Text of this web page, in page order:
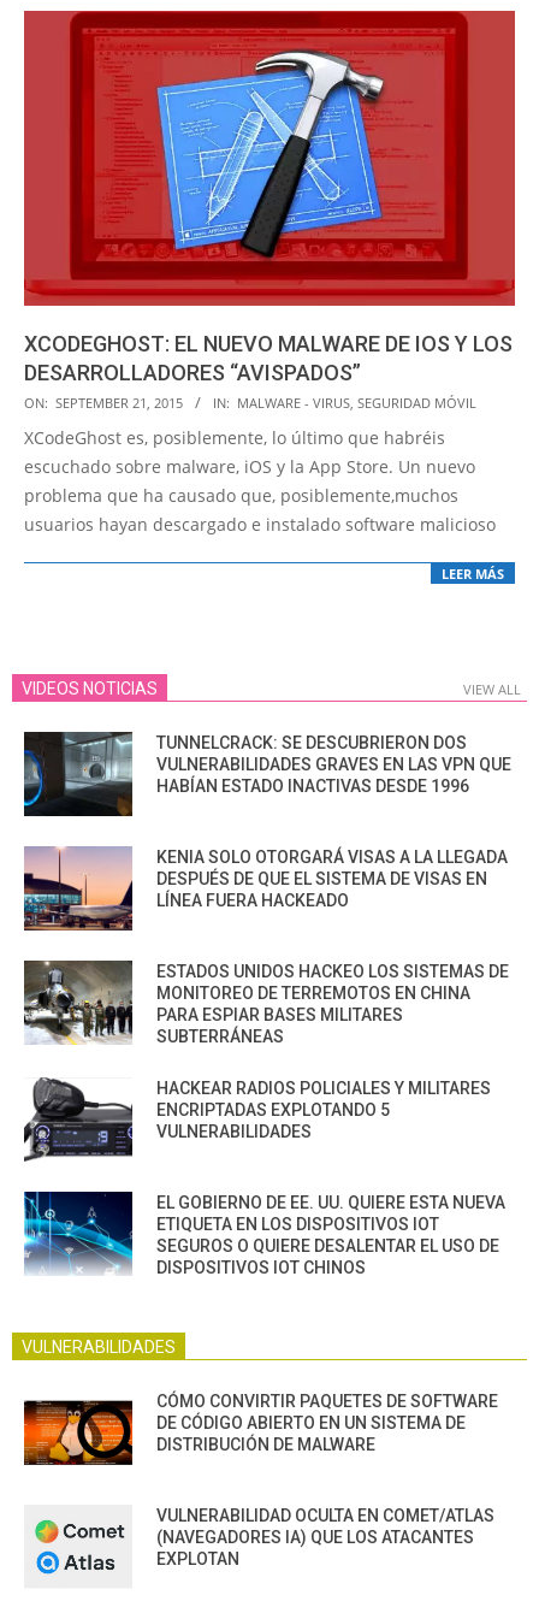
XCODEGHOST: EL NUEVO MALWARE DE IOS Y LOS
DESARROLLADORES “AVISPADOS”
2015-
09-
ON: SEPTEMBER 21, 2015 IN: MALWARE - VIRUS SEGURIDAD MÓVIL
XCodeGhost es, posiblemente, lo último que habréis
escuchado sobre malware, iOS y la App Store. Un nuevo
problema que ha causado que, posiblemente,muchos
usuarios hayan descargado e instalado software malicioso
LEER MÁS
VIDEOS NOTICIAS VIEW ALL
TUNNELCRACK: SE DESCUBRIERON DOS
VULNERABILIDADES GRAVES EN LAS VPN QUE
HABÍAN ESTADO INACTIVAS DESDE 1996
KENIA SOLO OTORGARÁ VISAS A LA LLEGADA
DESPUÉS DE QUE EL SISTEMA DE VISAS EN
LÍNEA FUERA HACKEADO
ESTADOS UNIDOS HACKEO LOS SISTEMAS DE
MONITOREO DE TERREMOTOS EN CHINA
PARA ESPIAR BASES MILITARES
SUBTERRÁNEAS
HACKEAR RADIOS POLICIALES Y MILITARES
ENCRIPTADAS EXPLOTANDO 5
VULNERABILIDADES
EL GOBIERNO DE EE. UU. QUIERE ESTA NUEVA
ETIQUETA EN LOS DISPOSITIVOS IOT
SEGUROS O QUIERE DESALENTAR EL USO DE
DISPOSITIVOS IOT CHINOS
VULNERABILIDADES
CÓMO CONVIRTIR PAQUETES DE SOFTWARE
DE CÓDIGO ABIERTO EN UN SISTEMA DE
DISTRIBUCIÓN DE MALWARE
VULNERABILIDAD OCULTA EN COMET/ATLAS
(NAVEGADORES IA) QUE LOS ATACANTES
EXPLOTAN